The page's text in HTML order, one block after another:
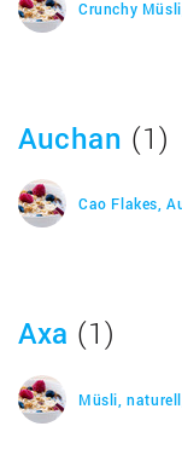
Haferflocken
Haferkleie
Crunchy
Auchan (1)
Cao Flakes,
Axa (1)
Müsli,